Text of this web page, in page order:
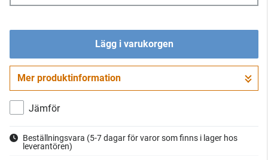
Lägg i varukorgen
Gå till kassan
Mer produktinformation
Jämför
Beställningsvara (5-7 dagar för varor som finns i lager hos
leverantören)